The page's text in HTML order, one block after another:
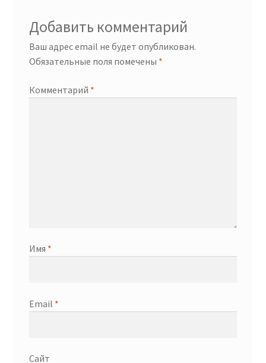
Добавить комментарий
Ваш адрес email не будет опубликован.
Обязательные поля помечены *
Комментарий *
Имя *
Email *
Сайт